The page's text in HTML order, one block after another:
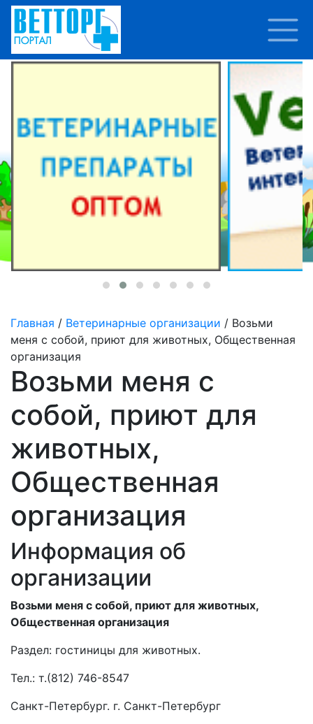
Главная / Ветеринарные организации / Возьми
меня с собой, приют для животных, Общественная
организация
Возьми меня с
собой, приют для
животных,
Общественная
организация
Информация об
организации
Возьми меня с собой, приют для животных,
Общественная организация
Раздел: гостиницы для животных.
Тел.: т.(812) 746-8547
Санкт-Петербург. г. Санкт-Петербург